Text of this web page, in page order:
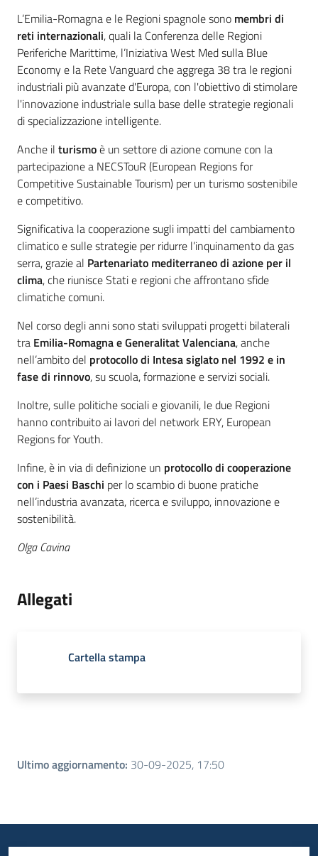
L’Emilia-Romagna e le Regioni spagnole sono membri di
reti internazionali, quali la Conferenza delle Regioni
Periferiche Marittime, l’Iniziativa West Med sulla Blue
Economy e la Rete Vanguard che aggrega 38 tra le regioni
industriali più avanzate d'Europa, con l'obiettivo di stimolare
l'innovazione industriale sulla base delle strategie regionali
di specializzazione intelligente.
Anche il turismoè un settore di azione comune con la
partecipazione a NECSTouR (European Regions for
Competitive Sustainable Tourism) per un turismo sostenibile
e competitivo.
Significativa la cooperazione sugli impatti del cambiamento
climatico e sulle strategie per ridurre l’inquinamento da gas
serra, grazie al Partenariato mediterraneo di azione per il
clima, che riunisce Stati e regioni che affrontano sfide
climatiche comuni.
Nel corso degli anni sono stati sviluppati progetti bilaterali
tra Emilia-Romagna e Generalitat Valenciana, anche
nell’ambito del protocollo di Intesa siglato nel 1992 e in
fase di rinnovo, su scuola, formazione e servizi sociali.
Inoltre, sulle politiche sociali e giovanili, le due Regioni
hanno contribuito ai lavori del network ERY, European
Regions for Youth.
Infine, è in via di definizione un protocollo di cooperazione
con i Paesi Baschi per lo scambio di buone pratiche
nell’industria avanzata, ricerca e sviluppo, innovazione e
sostenibilità.
Olga Cavina
Allegati
Cartella stampa
Ultimo aggiornamento: 30-09-2025, 17:50